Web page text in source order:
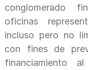
conglomerado
oficinas
incluso pero no
con fines de
financiamiento